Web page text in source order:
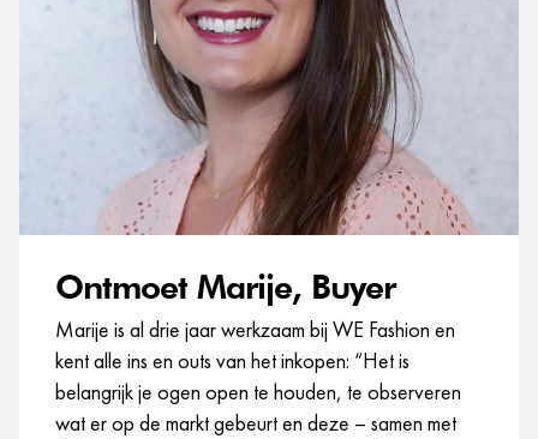
Ontmoet Marije, Buyer
Marije is al drie jaar werkzaam bij WE Fashion en
kent alle ins en outs van het inkopen: “Het is
belangrijk je ogen open te houden, te observeren
wat er op de markt gebeurt en deze – samen met